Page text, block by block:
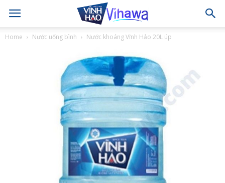
Home Nước uống bình Nước khoáng Vĩnh Hảo 20L úp